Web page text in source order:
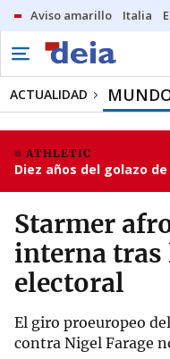
Aviso amarillo Italia
ACTUALIDAD
ATHLETIC
Diez años del golazo
Starmer
interna tras
electoral
El giro proeuropeo
contra Nigel Farage